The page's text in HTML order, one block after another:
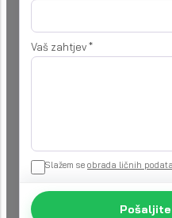
Vaš zahtjev*
Slažem se obrada ličnih